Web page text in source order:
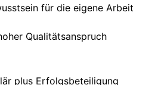
für die eigene Arbeit
Qualitätsanspruch
plus Erfolgsbeteiligung